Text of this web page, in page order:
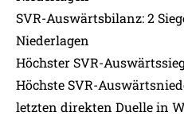
SVR-Auswärtsbilanz: 2
Niederlagen
Höchster SVR-
Höchste SVR-
letzten direkten Duelle in